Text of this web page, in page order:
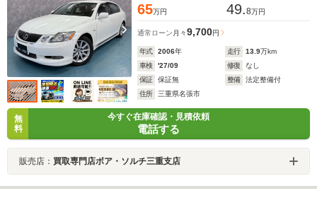
65万円 49.8万円
通常ローン 月々9,700円
年式 2006年 走行 13.9万km
車検
'27/09 修復
なし
保証
保証無 整備
法定整備付
住所
三重県名張市
無
料
今すぐ在庫確認・見積依頼
電話する
販売店： 買取専門店ボア・ソルチ三重支店